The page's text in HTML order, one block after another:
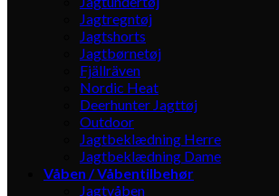
Jagtregntøj
Jagtshorts
Jagtbørnetøj
Fjällräven
Nordic Heat
Deerhunter Jagttøj
Outdoor
Jagtbeklædning Herre
Jagtbeklædning Dame
Våben / Våbentilbehør
Jagtvåben